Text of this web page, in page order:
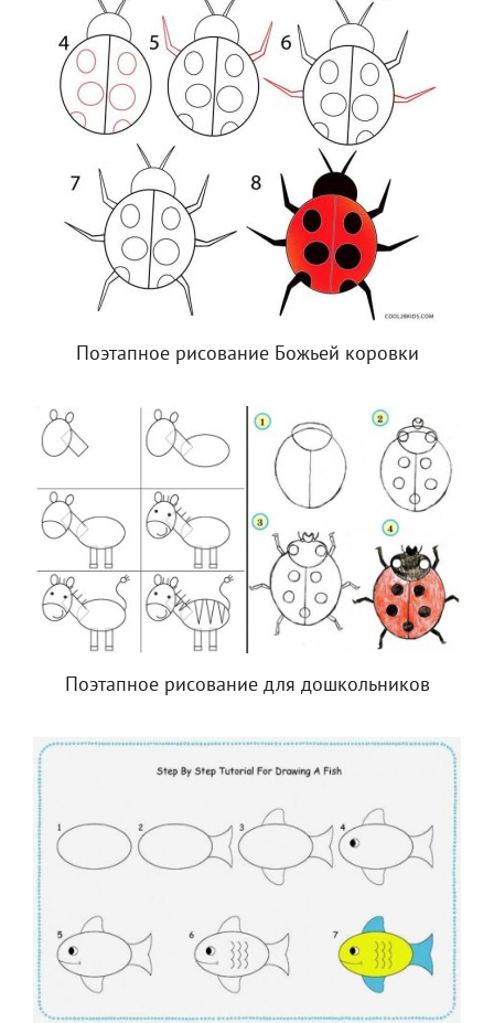
Поэтапное рисование Божьей коровки
Поэтапное рисование для дошкольников